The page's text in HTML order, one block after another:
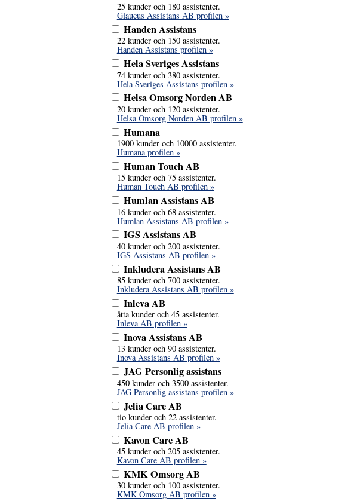
25 kunder och 180 assistenter.
Glaucus Assistans AB profilen »
Handen Assistans
22 kunder och 150 assistenter.
Handen Assistans profilen »
Hela Sveriges Assistans
74 kunder och 380 assistenter.
Hela Sveriges Assistans profilen »
Helsa Omsorg Norden AB
20 kunder och 120 assistenter.
Helsa Omsorg Norden AB profilen »
Humana
1900 kunder och 10000 assistenter.
Humana profilen »
Human Touch AB
15 kunder och 75 assistenter.
Human Touch AB profilen »
Humlan Assistans AB
16 kunder och 68 assistenter.
Humlan Assistans AB profilen »
IGS Assistans AB
40 kunder och 200 assistenter.
IGS Assistans AB profilen »
Inkludera Assistans AB
85 kunder och 700 assistenter.
Inkludera Assistans AB profilen »
Inleva AB
åtta kunder och 45 assistenter.
Inleva AB profilen »
Inova Assistans AB
13 kunder och 90 assistenter.
Inova Assistans AB profilen »
JAG Personlig assistans
450 kunder och 3500 assistenter.
JAG Personlig assistans profilen »
Jelia Care AB
tio kunder och 22 assistenter.
Jelia Care AB profilen »
Kavon Care AB
45 kunder och 205 assistenter.
Kavon Care AB profilen »
KMK Omsorg AB
30 kunder och 100 assistenter.
KMK Omsorg AB profilen »